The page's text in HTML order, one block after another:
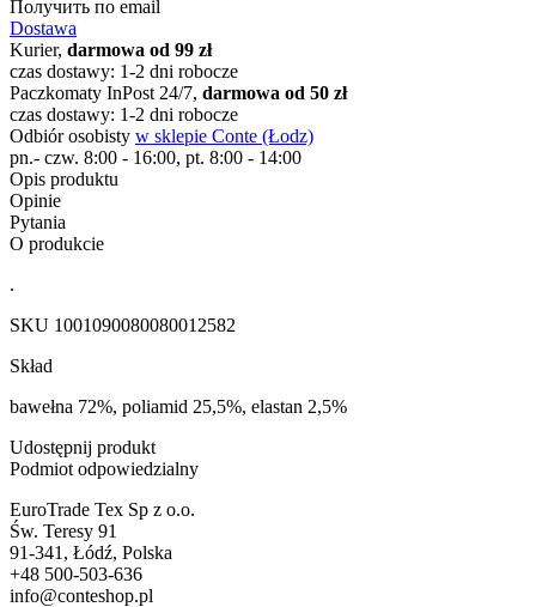
Получить по email
Dostawa
Kurier, darmowa od 99 zł
czas dostawy: 1-2 dni robocze
Paczkomaty InPost 24/7, darmowa od 50 zł
czas dostawy: 1-2 dni robocze
Odbiór osobisty w sklepie Conte (Łodz)
pn.- czw. 8:00 - 16:00, pt. 8:00 - 14:00
Opis produktu
Opinie
Pytania
O produkcie
.
SKU 1001090080080012582
Skład
bawełna 72%, poliamid 25,5%, elastan 2,5%
Udostępnij produkt
Podmiot odpowiedzialny
EuroTrade Tex Sp z o.o.
Św. Teresy 91
91-341, Łódź, Polska
+48 500-503-636
info@conteshop.pl